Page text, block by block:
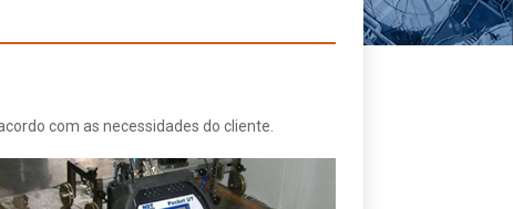
com as necessidades do cliente.